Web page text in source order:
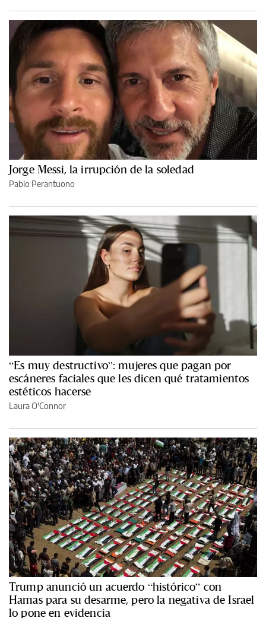
Jorge Messi, la irrupción de la soledad
Pablo Perantuono
“Es muy destructivo”: mujeres que pagan por
escáneres faciales que les dicen qué tratamientos
estéticos hacerse
Laura O'Connor
Trump anunció un acuerdo “histórico” con
Hamas para su desarme, pero la negativa de Israel
lo pone en evidencia